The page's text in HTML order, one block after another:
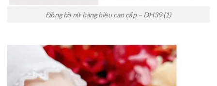
Đồng hồ nữ hàng hiệu cao cấp – DH39 (1)